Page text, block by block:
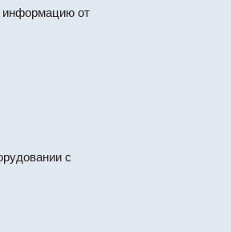
информацию от
с